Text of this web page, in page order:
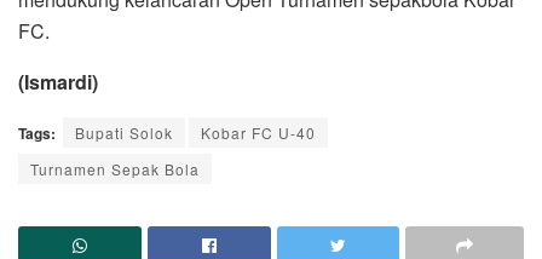
FC.
(Ismardi)
Tags: Bupati Solok
Kobar FC U-40
Turnamen Sepak Bola